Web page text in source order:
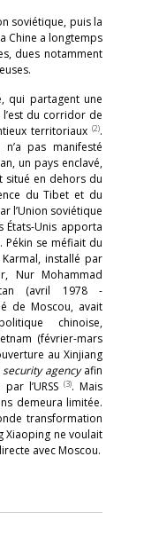
soviétique, puis la
Chine a longtemps
dues notamment
qui partagent une
du corridor de
territoriaux (2).
pas manifesté
un pays enclavé,
situé en dehors du
du Tibet et du
l’Union soviétique
États-Unis apporta
Pékin se méfiait du
installé par
Nur Mohammad
(avril 1978 -
de Moscou, avait
chinoise,
(février-mars
au Xinjiang
agencyafin
l’URSS (3). Mais
demeura limitée.
transformation
Xiaoping ne voulait
avec Moscou.